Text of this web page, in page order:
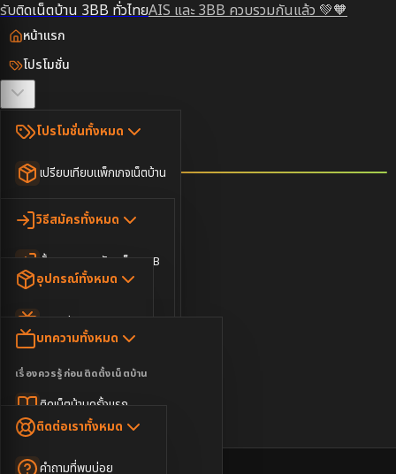
รับติดเน็ตบ้าน 3BB ทั่วไทยAIS และ 3BB ควบรวมกันแล้ว 💚🧡
หน้าแรก
โปรโมชั่น
โปรโมชั่นทั้งหมด
เปรียบเทียบแพ็กเกจเน็ตบ้าน
เน็ตบ้าน Super Fast
เน็ตบ้าน 2Gbps
เน็ตบ้านพร้อมกล่องทีวี
เน็ตบ้าน + Netflix
ตรวจสอบพื้นที่
วิธีสมัครทั้งหมด
ขั้นตอนการสมัครเน็ต 3BB
อุปกรณ์
อุปกรณ์ทั้งหมด
AIS Play Box
Dongle เน็ตสำรอง
บทความ
บทความทั้งหมด
เรื่องควรรู้ก่อนติดตั้งเน็ตบ้าน
ติดเน็ตบ้านครั้งแรก
ข่าวสาร
ติดต่อเราทั้งหมด
คำถามที่พบบ่อย
🇹🇭🇬🇧